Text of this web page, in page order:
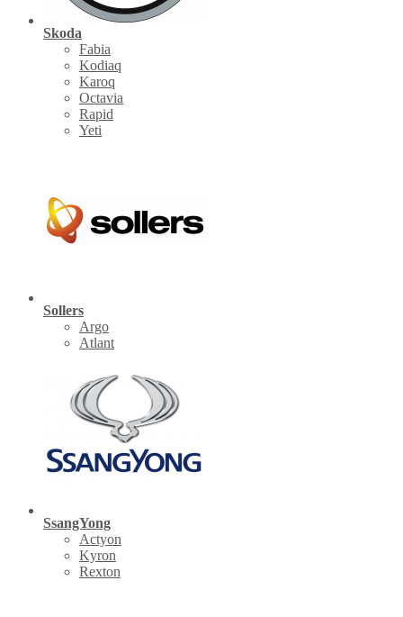
Skoda
Fabia
Kodiaq
Karoq
Octavia
Rapid
Yeti
Sollers
Argo
Atlant
SsangYong
Actyon
Kyron
Rexton